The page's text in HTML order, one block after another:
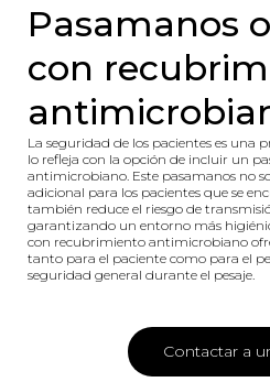
Pasamanos
con
La seguridad de los pacientes es una
lo refleja con la opción de incluir un
antimicrobiano. Este pasamanos no
adicional para los pacientes que se
también reduce el riesgo de
garantizando un entorno más
con recubrimiento antimicrobiano
tanto para el paciente como para el
seguridad general durante el pesaje.
Contactar a